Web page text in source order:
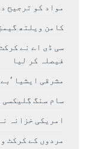
مواد کو ترجیح
کامن ویلتھ گیمز
سی ڈی اے نے
فیصلہ کر لیا
مشرقی ایشیا
سام سنگ گلیکسی ایس 27 الٹرا سے ایک
امریکی خزانہ